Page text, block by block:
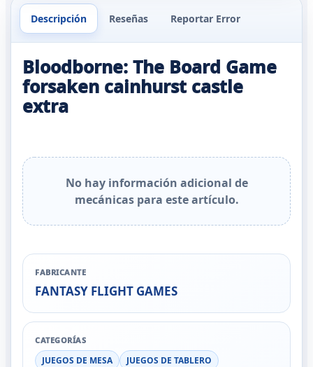
Descripción Reseñas Reportar Error
Bloodborne: The Board Game
forsaken cainhurst castle
extra
No hay información adicional de
mecánicas para este artículo.
FABRICANTE
FANTASY FLIGHT GAMES
CATEGORÍAS
JUEGOS DE MESA JUEGOS DE TABLERO